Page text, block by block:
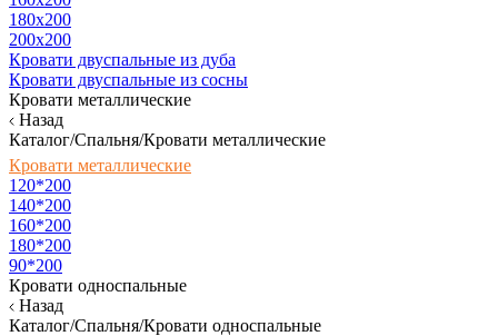
180x200
200x200
Кровати двуспальные из дуба
Кровати двуспальные из сосны
Кровати металлические
Назад
Каталог/Спальня/Кровати металлические
Кровати металлические
120*200
140*200
160*200
180*200
90*200
Кровати односпальные
Назад
Каталог/Спальня/Кровати односпальные